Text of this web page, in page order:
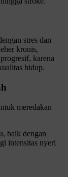
stres dan
kronis,
karena
hidup.
meredakan
baik dengan
intensitas nyeri